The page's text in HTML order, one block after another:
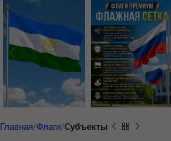
Главная Флаги Cубъекты